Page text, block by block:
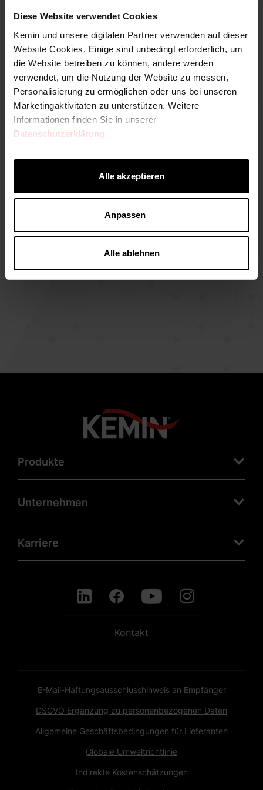
Diese Website verwendet Cookies
Kemin und unsere digitalen Partner verwenden auf dieser
Website Cookies. Einige sind unbedingt erforderlich, um
die Website betreiben zu können, andere werden
verwendet, um die Nutzung der Website zu messen,
Personalisierung zu ermöglichen oder uns bei unseren
Marketingaktivitäten zu unterstützen. Weitere
Informationen finden Sie in unserer
Datenschutzerklärung.
Alle akzeptieren
Anpassen
Alle ablehnen
was die persönliche Fürsorge und Aufmerksamkeit
widerspiegelte, die sie in den Erfolg von Kemin
investierte.
Als leidenschaftliche Verfechterin des
gesellschaftlichen Engagements von Unternehmen
gründete und leitete Mary das Kemin Charitable
Contributions Committee und leitete die
philanthropischen Bemühungen des Unternehmens
auf der ganzen Welt – von Katastrophenhilfe bis
hin zu Bildungsinitiativen. Ihr Engagement für das
globale Wirkung von Kemin.
Marys Vermächtnis ist fest in der Mission von
Kemin verankert, das Leben durch Wissenschaft,
Service und Mitgefühl zu verbessern.
Erfahren Sie mehr über die Geschichte von Kemin -
->
Produkte
Unternehmen
Karriere
Kontakt
E-Mail-Haftungsausschlusshinweis an Empfänger
DSGVO Ergänzung zu personenbezogenen Daten
Allgemeine Geschäftsbedingungen für Lieferanten
Globale Umweltrichtlinie
Indirekte Kostenschätzungen